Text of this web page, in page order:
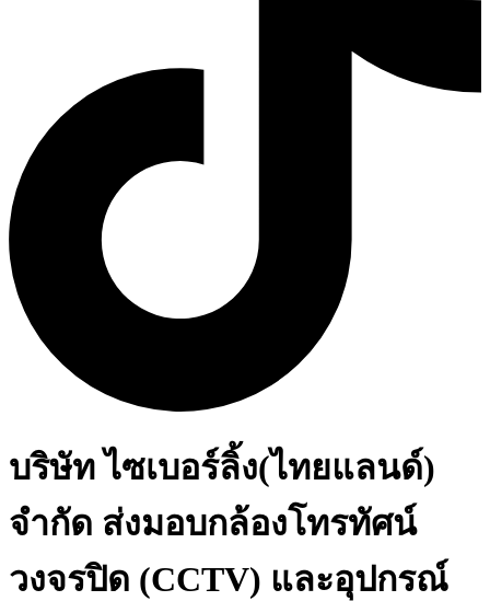
บริษัท ไซเบอร์ลิ้ง(ไทยแลนด์)
จํากัด ส่งมอบกล้องโทรทัศน์
วงจรปิด (CCTV) และอุปกรณ์